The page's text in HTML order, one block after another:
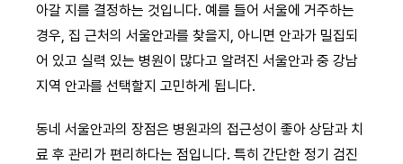
아갈 지를 결정하는 것입니다. 예를 들어 서울에 거주하는
경우, 집 근처의 서울안과를 찾을지, 아니면 안과가 밀집되
어 있고 실력 있는 병원이 많다고 알려진 서울안과 중 강남
지역 안과를 선택할지 고민하게 됩니다.
동네 서울안과의 장점은 병원과의 접근성이 좋아 상담과 치
료 후 관리가 편리하다는 점입니다. 특히 간단한 정기 검진